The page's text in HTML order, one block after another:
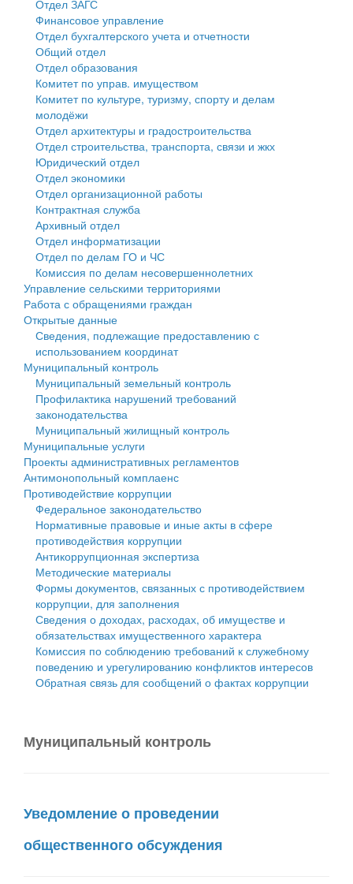
Государственные услуги
Промышленность и АПК
Экономика и бизнес
Символика
Устав
Гостям округа
Туризм
Культура
Образование
Здравоохранение
Социальная защита
Фотоальбом
муниципального округа Тверской области
Администрация Кашинского муниципального округа
Тверской области
Управление сельскими территориями
Открытые данные
Работа с обращениями граждан
Муниципальный контроль
Муниципальные услуги
Проекты административных регламентов
Антимонопольный комплаенс
Противодействие коррупции
Финансовое управление
Бюджет для граждан
Имущество
Выявление правообладателей ранее учтенных
объектов недвижимости
Имущественная поддержка субъектов малого и
среднего предпринимательства
Информационная поддержка субъектов малого и
среднего предпринимательства
Муниципальные программы
Контрольно-счетная палата
Персональные данные
Оценка регулирующего воздействия
Деятельность МУ
Нормативы градостроительного проектирования
Правила землепользования и застройки
Генеральные планы
Проекты планировки территории
Собрание депутатов
Городское поселение
Сельские поселения
Отдел ЗАГС
Финансовое управление
Отдел бухгалтерского учета и отчетности
Общий отдел
Отдел образования
Комитет по управ. имуществом
Комитет по культуре, туризму, спорту и делам
молодёжи
Отдел архитектуры и градостроительства
Отдел строительства, транспорта, связи и жкх
Юридический отдел
Отдел экономики
Отдел организационной работы
Контрактная служба
Архивный отдел
Отдел информатизации
Отдел по делам ГО и ЧС
Комиссия по делам несовершеннолетних
Управление сельскими территориями
Работа с обращениями граждан
Открытые данные
Сведения, подлежащие предоставлению с
использованием координат
Муниципальный контроль
Муниципальный земельный контроль
Профилактика нарушений требований
законодательства
Муниципальный жилищный контроль
Муниципальные услуги
Проекты административных регламентов
Антимонопольный комплаенс
Противодействие коррупции
Федеральное законодательство
Нормативные правовые и иные акты в сфере
противодействия коррупции
Антикоррупционная экспертиза
Методические материалы
Формы документов, связанных с противодействием
коррупции, для заполнения
Сведения о доходах, расходах, об имуществе и
обязательствах имущественного характера
Комиссия по соблюдению требований к служебному
поведению и урегулированию конфликтов интересов
Обратная связь для сообщений о фактах коррупции
Муниципальный контроль
Уведомление о проведении
общественного обсуждения